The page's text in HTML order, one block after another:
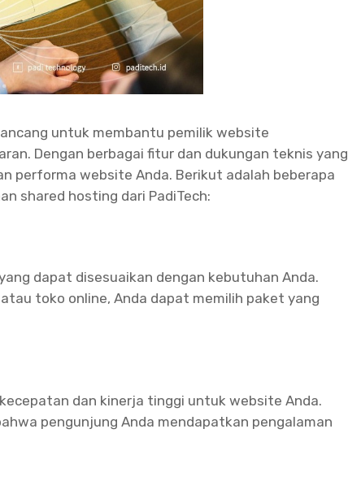
untuk membantu pemilik website
Dengan berbagai fitur dan dukungan teknis yang
performa website Anda. Berikut adalah beberapa
shared hosting dari PadiTech:
dapat disesuaikan dengan kebutuhan Anda.
toko online, Anda dapat memilih paket yang
dan kinerja tinggi untuk website Anda.
pengunjung Anda mendapatkan pengalaman